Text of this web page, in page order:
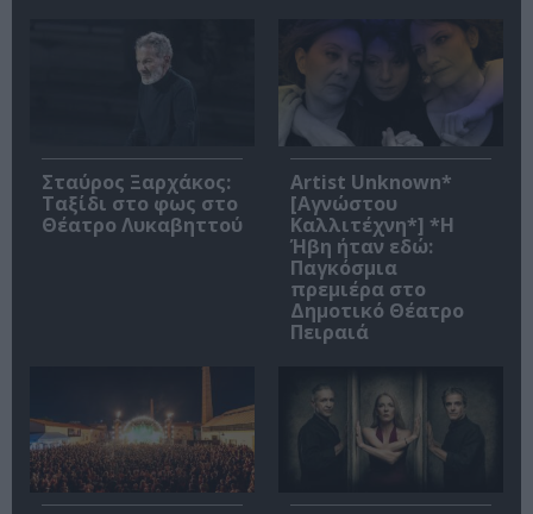
Σταύρος Ξαρχάκος:
Ταξίδι στο φως στο
Θέατρο Λυκαβηττού
Artist Unknown*
[Αγνώστου
Καλλιτέχνη*] *Η
Ήβη ήταν εδώ:
Παγκόσμια
πρεμιέρα στο
Δημοτικό Θέατρο
Πειραιά